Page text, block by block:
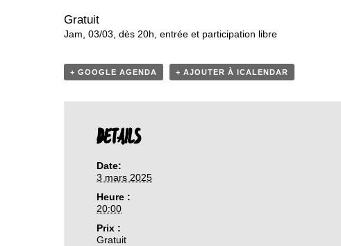
Gratuit
Jam, 03/03, dès 20h, entrée et participation libre
+ GOOGLE AGENDA + AJOUTER À ICALENDAR
DETAILS
Date:
3 mars 2025
Heure :
20:00
Prix :
Gratuit